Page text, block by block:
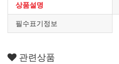
상품설명
필수표기정보
관련상품